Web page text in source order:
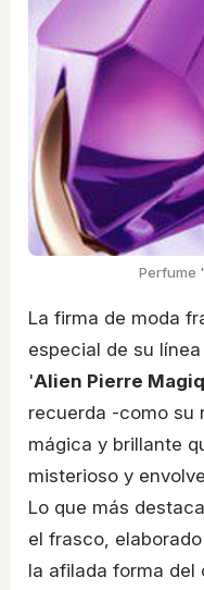
Perfume
La firma de moda
especial de su
'Alien Pierre
recuerda -como su
mágica y brillante
misterioso y
Lo que más
el frasco,
la afilada forma del